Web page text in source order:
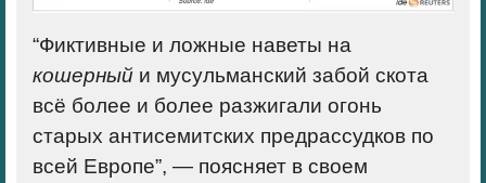
“Фиктивные и ложные наветы на
кошерный и мусульманский забой скота
всё более и более разжигали огонь
старых антисемитских предрассудков по
всей Европе”, — поясняет в своем